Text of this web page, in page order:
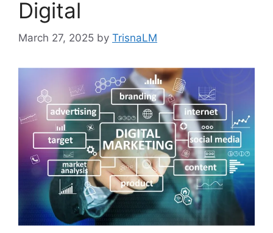
Digital
March 27, 2025 by TrisnaLM